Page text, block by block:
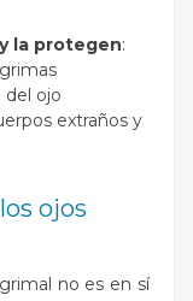
la protegen:
del ojo
extraños y
ojos
no es en sí